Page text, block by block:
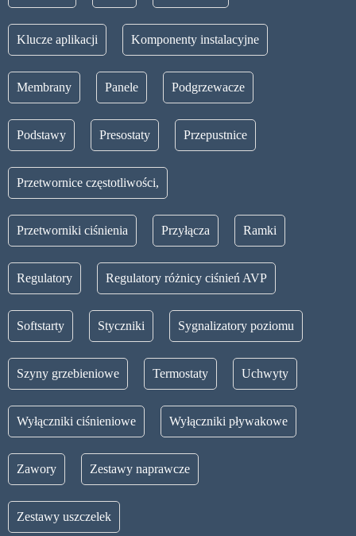
Klucze aplikacji Komponenty instalacyjne
Membrany Panele Podgrzewacze
Podstawy Presostaty Przepustnice
Przetwornice częstotliwości,
Przetworniki ciśnienia Przyłącza Ramki
Regulatory Regulatory różnicy ciśnień AVP
Softstarty Styczniki Sygnalizatory poziomu
Szyny grzebieniowe Termostaty Uchwyty
Wyłączniki ciśnieniowe Wyłączniki pływakowe
Zawory Zestawy naprawcze
Zestawy uszczelek